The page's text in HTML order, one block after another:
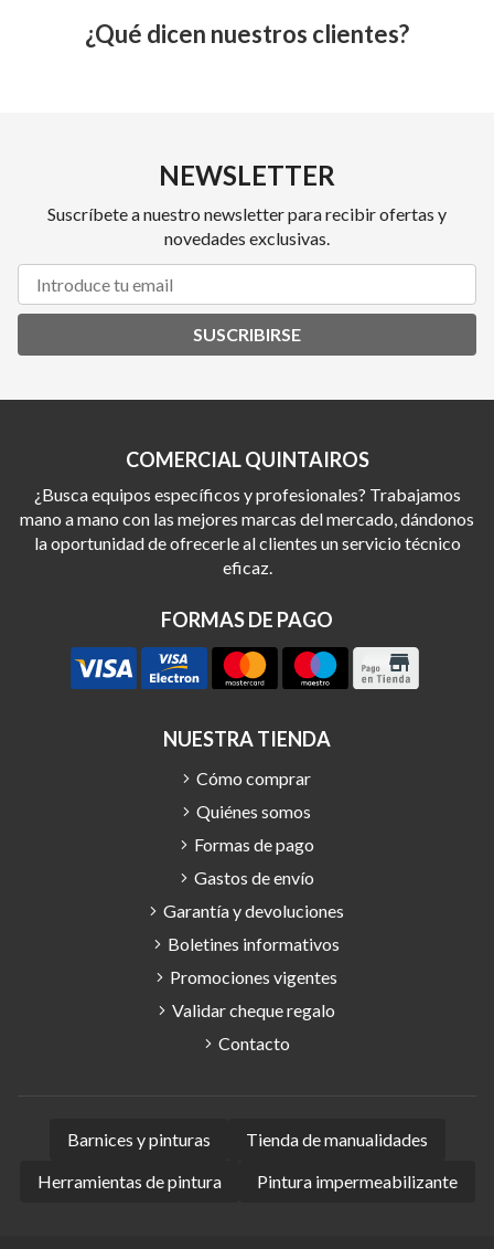
¿Qué dicen nuestros clientes?
NEWSLETTER
Suscríbete a nuestro newsletter para recibir ofertas y
novedades exclusivas.
SUSCRIBIRSE
COMERCIAL QUINTAIROS
¿Busca equipos específicos y profesionales? Trabajamos
mano a mano con las mejores marcas del mercado, dándonos
la oportunidad de ofrecerle al clientes un servicio técnico
eficaz.
FORMAS DE PAGO
NUESTRA TIENDA
Cómo comprar
Quiénes somos
Formas de pago
Gastos de envío
Garantía y devoluciones
Boletines informativos
Promociones vigentes
Validar cheque regalo
Contacto
Barnices y pinturas
Tienda de manualidades
Herramientas de pintura
Pintura impermeabilizante